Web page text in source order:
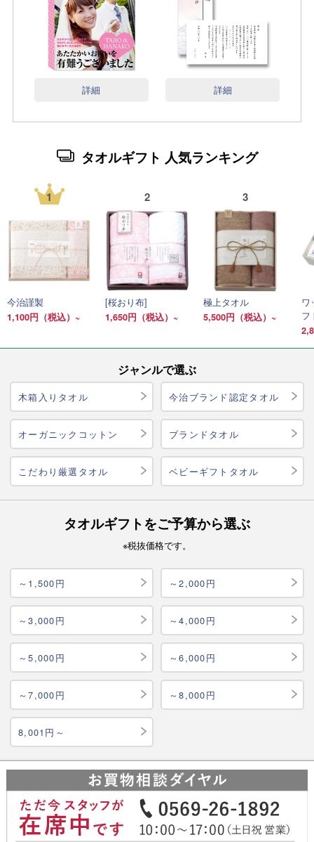
詳細 詳細
タオルギフト 人気ランキング
1
今治謹製
1,100円（税込）~
2
[桜おり布]
1,650円（税込）~
3
極上タオル
5,500円（税込）~
ワ
フ
ジャンルで選ぶ
木箱入りタオル 今治ブランド認定タオル
オーガニックコットン ブランドタオル
こだわり厳選タオル ベビーギフトタオル
タオルギフトをご予算から選ぶ
※税抜価格です。
～1,500円 ～2,000円
～3,000円 ～4,000円
～5,000円 ～6,000円
～7,000円 ～8,000円
8,001円～